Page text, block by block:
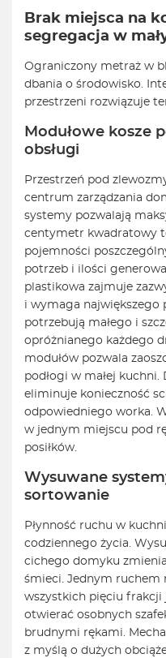
Brak miejsca na
segregacja w
Ograniczony metraż w
dbania o środowisko.
przestrzeni rozwiązuje
Modułowe kosze
obsługi
Przestrzeń pod
centrum zarządzania
systemy pozwalają
centymetr kwadratowy
pojemności
potrzeb i ilości
plastikowa zajmuje
i wymaga największego
potrzebują małego i
opróżnianego każdego
modułów pozwala
podłogi w małej kuchni.
eliminuje konieczność
odpowiedniego worka.
w jednym miejscu pod
posiłków.
Wysuwane
sortowanie
Płynność ruchu w
codziennego życia.
cichego domyku
śmieci. Jednym ruchem
wszystkich pięciu frakcji
otwierać osobnych
brudnymi rękami.
z myślą o dużych